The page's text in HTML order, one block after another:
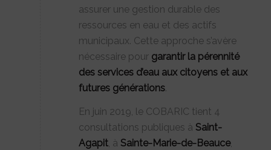
assurer une gestion durable des
ressources en eau et des actifs
municipaux. Cette approche s’avère
nécessaire pour garantir la pérennité
des services d’eau aux citoyens et aux
futures générations.
En juin 2019, le COBARIC tient 4
consultations publiques à Saint-
Agapit, à Sainte-Marie-de-Beauce,